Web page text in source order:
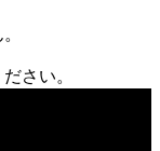
さい。